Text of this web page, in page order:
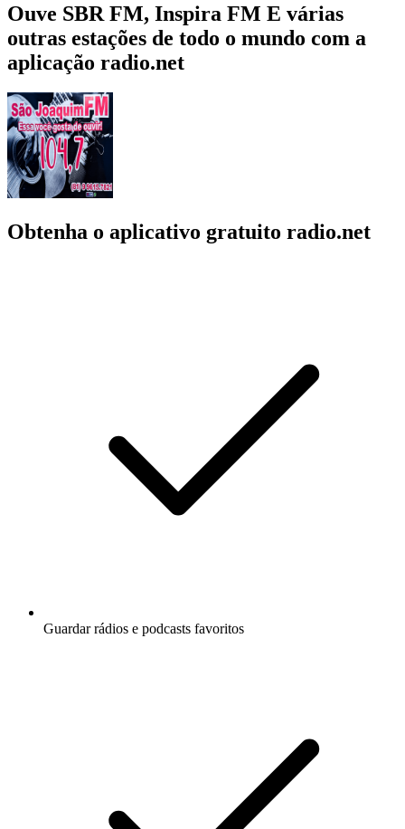
Ouve SBR FM, Inspira FM E várias
outras estações de todo o mundo com a
aplicação radio.net
Obtenha o aplicativo gratuito radio.net
Guardar rádios e podcasts favoritos